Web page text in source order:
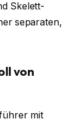
Skelett-
separaten,
von
mit